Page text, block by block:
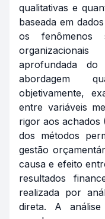
qualitativas e
baseada em
os
aprofundada
abordagem
objetivamente,
entre variáveis
rigor aos achados
dos métodos
gestão
causa e efeito
resultados
realizada por
direta. A análise